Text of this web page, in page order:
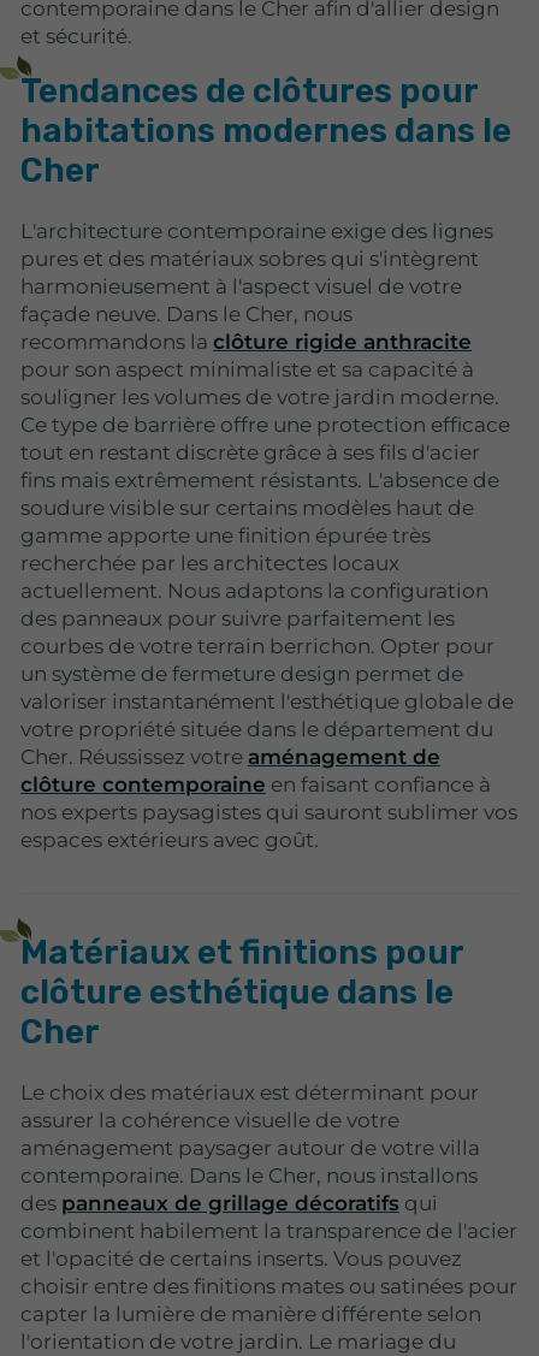
contemporaine dans le Cher afin d'allier design
et sécurité.
Tendances de clôtures pour
habitations modernes dans le
Cher
L'architecture contemporaine exige des lignes
pures et des matériaux sobres qui s'intègrent
harmonieusement à l'aspect visuel de votre
façade neuve. Dans le Cher, nous
recommandons la clôture rigide anthracite
pour son aspect minimaliste et sa capacité à
souligner les volumes de votre jardin moderne.
Ce type de barrière offre une protection efficace
tout en restant discrète grâce à ses fils d'acier
fins mais extrêmement résistants. L'absence de
soudure visible sur certains modèles haut de
gamme apporte une finition épurée très
recherchée par les architectes locaux
actuellement. Nous adaptons la configuration
des panneaux pour suivre parfaitement les
courbes de votre terrain berrichon. Opter pour
un système de fermeture design permet de
valoriser instantanément l'esthétique globale de
votre propriété située dans le département du
Cher. Réussissez votre aménagement de
clôture contemporaine en faisant confiance à
nos experts paysagistes qui sauront sublimer vos
espaces extérieurs avec goût.
Matériaux et finitions pour
clôture esthétique dans le
Cher
Le choix des matériaux est déterminant pour
assurer la cohérence visuelle de votre
aménagement paysager autour de votre villa
contemporaine. Dans le Cher, nous installons
des panneaux de grillage décoratifs qui
combinent habilement la transparence de l'acier
et l'opacité de certains inserts. Vous pouvez
choisir entre des finitions mates ou satinées pour
capter la lumière de manière différente selon
l'orientation de votre jardin. Le mariage du